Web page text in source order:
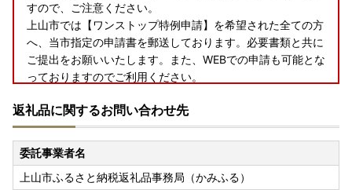
すので、ご注意ください。
上山市では【ワンストップ特例申請】を希望された全ての方
へ、当市指定の申請書を郵送しております。必要書類と共に
ご提出をお願いいたします。また、WEBでの申請も可能とな
っておりますのでご利用ください。
送されない場合がございますので、あらかじめご了承くださ
いますようお願い申し上げます。
切手不要の返信用封筒なども同封いたしますので、ぜひご利
用いただけますと幸いに存じます。
返礼品に関するお問い合わせ先
委託事業者名
上山市ふるさと納税返礼品事務局（かみふる）